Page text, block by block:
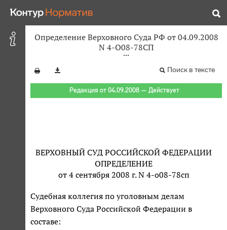
Определение Верховного Суда РФ от 04.09.2008
N 4-О08-78СП
Поиск в тексте
Редакция от 04.09.2008 — Действует
ВЕРХОВНЫЙ СУД РОССИЙСКОЙ ФЕДЕРАЦИИ
ОПРЕДЕЛЕНИЕ
от 4 сентября 2008 г. N 4-о08-78сп
Судебная коллегия по уголовным делам
Верховного Суда Российской Федерации в
составе: